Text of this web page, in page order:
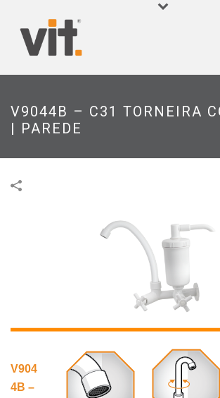
V9044B – C31 TORNEIRA
| PAREDE
V904
4B –